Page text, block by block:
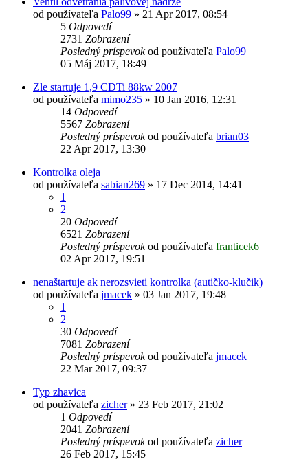
od používateľa Palo99 » 21 Apr 2017, 08:54
5 Odpovedí
2731 Zobrazení
Posledný príspevokod používateľa Palo99
05 Máj 2017, 18:49
Zle startuje 1,9 CDTi 88kw 2007
od používateľa mimo235 » 10 Jan 2016, 12:31
14 Odpovedí
5567 Zobrazení
Posledný príspevokod používateľa brian03
22 Apr 2017, 13:30
Kontrolka oleja
od používateľa sabian269 » 17 Dec 2014, 14:41
1
2
20 Odpovedí
6521 Zobrazení
Posledný príspevokod používateľa franticek6
02 Apr 2017, 19:51
nenaštartuje ak nerozsvieti kontrolka (autičko-klučik)
od používateľa jmacek » 03 Jan 2017, 19:48
1
2
30 Odpovedí
7081 Zobrazení
Posledný príspevokod používateľa jmacek
22 Mar 2017, 09:37
Typ zhavica
od používateľa zicher» 23 Feb 2017, 21:02
1 Odpovedí
2041 Zobrazení
Posledný príspevokod používateľa zicher
26 Feb 2017, 15:45